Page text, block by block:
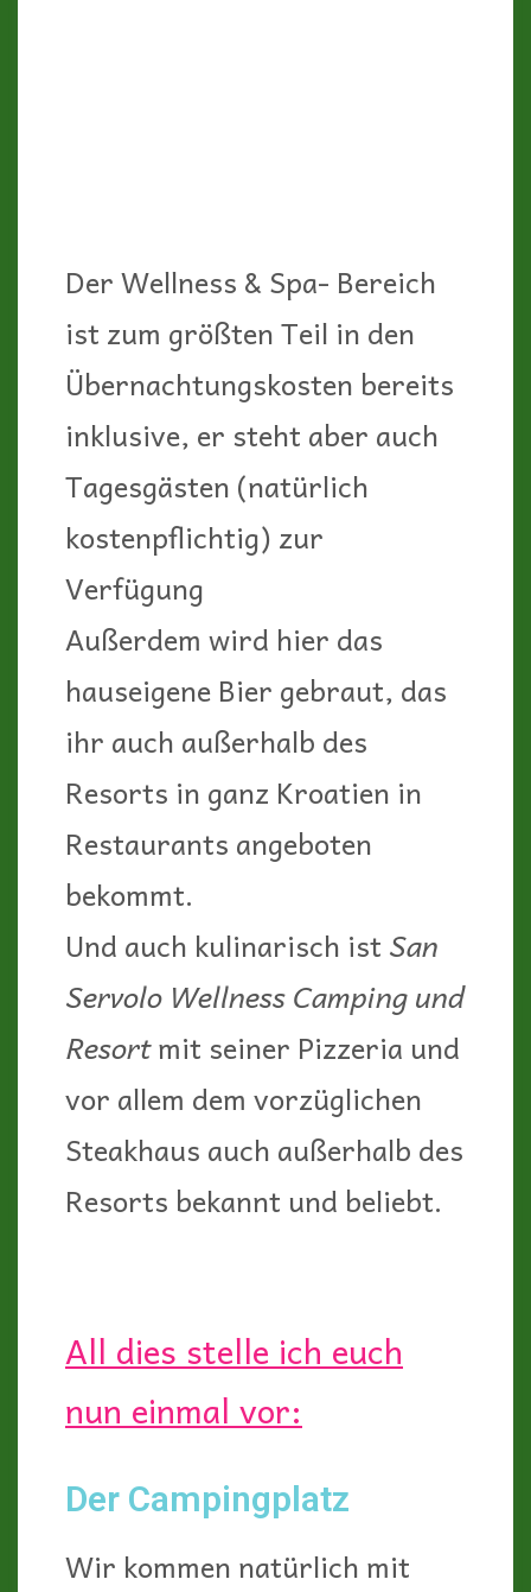
Der Wellness & Spa- Bereich
ist zum größten Teil in den
Übernachtungskosten bereits
inklusive, er steht aber auch
Tagesgästen (natürlich
kostenpflichtig) zur
Verfügung
Außerdem wird hier das
hauseigene Bier gebraut, das
ihr auch außerhalb des
Resorts in ganz Kroatien in
Restaurants angeboten
bekommt.
Und auch kulinarisch ist San
Servolo Wellness Camping und
Resortmit seiner Pizzeria und
vor allem dem vorzüglichen
Steakhaus auch außerhalb des
Resorts bekannt und beliebt.
All dies stelle ich euch
nun einmal vor:
Der Campingplatz
Wir kommen natürlich mit